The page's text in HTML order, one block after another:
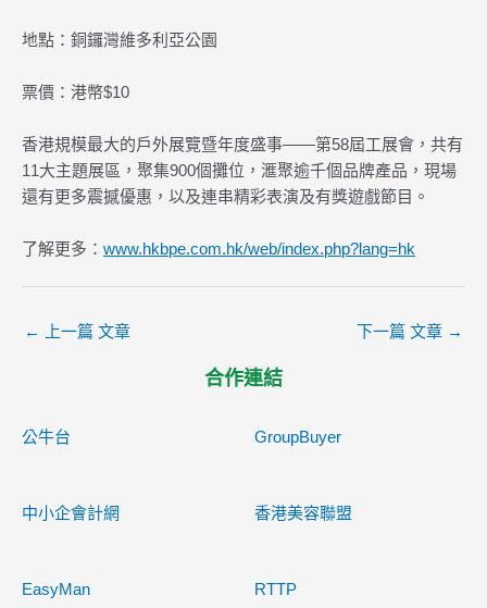
地點：銅鑼灣維多利亞公園
票價：港幣$10
香港規模最大的戶外展覽暨年度盛事——第58屆工展會，共有
11大主題展區，聚集900個攤位，滙聚逾千個品牌產品，現場
還有更多震撼優惠，以及連串精彩表演及有獎遊戲節目。
了解更多： www.hkbpe.com.hk/web/index.php?lang=hk
← 上一篇 文章 下一篇 文章 →
合作連結
公牛台 GroupBuyer
中小企會計網 香港美容聯盟
EasyMan RTTP